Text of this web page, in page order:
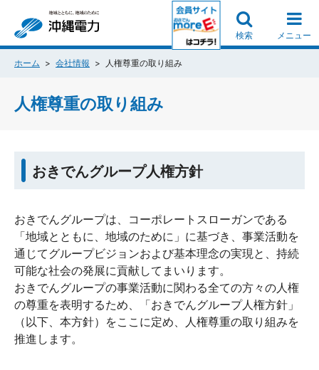
検索 メニュー
ホーム 会社情報 人権尊重の取り組み
人権尊重の取り組み
おきでんグループ人権方針
おきでんグループは、コーポレートスローガンである
「地域とともに、地域のために」に基づき、事業活動を
通じてグループビジョンおよび基本理念の実現と、持続
可能な社会の発展に貢献してまいります。
おきでんグループの事業活動に関わる全ての方々の人権
の尊重を表明するため、「おきでんグループ人権方針」
（以下、本方針）をここに定め、人権尊重の取り組みを
推進します。